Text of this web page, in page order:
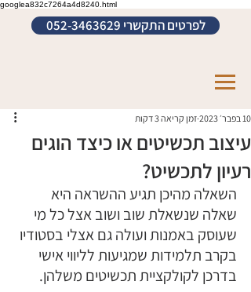
googlea832c7264a4d8240.html
לפרטים התקשרי 052-3463629
עיצוב תכשיטים או כיצד הוגים
רעיון לתכשיט?
10 בפבר׳ 2023 זמן קריאה 3 דקות
השאלה מהיכן תגיע ההשראה היא
שאלה שנשאלת שוב ושוב אצל כל מי
שעוסק באמנות ועולה גם אצלי בסטודיו
בקרב תלמידות שמגיעות לליווי אישי
בדרכן לקולקציית תכשיטים משלהן.